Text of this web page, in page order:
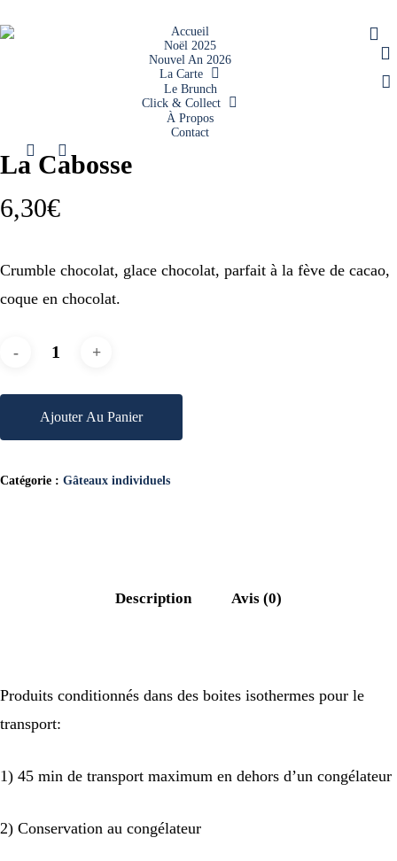
to
Accueil
Noël 2025
Nouvel An 2026
La Carte
Le Brunch
Click & Collect
À Propos
Contact
facebookinstagram
Gâteaux individuels La Cabosse
La Cabosse
6,30€
Crumble chocolat, glace chocolat, parfait à la fève de cacao,
coque en chocolat.
Ajouter Au Panier
Catégorie : Gâteaux individuels
Description Avis (0)
Produits conditionnés dans des boites isothermes pour le
transport:
1) 45 min de transport maximum en dehors d’un congélateur
2) Conservation au congélateur